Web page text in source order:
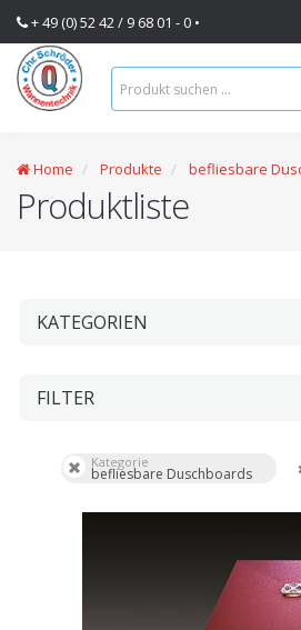
+ 49 (0) 52 42 / 9 68 01 - 0 •
Home Produkte befliesbare
Produktliste
KATEGORIEN
FILTER
Kategorie
befliesbare Duschboards